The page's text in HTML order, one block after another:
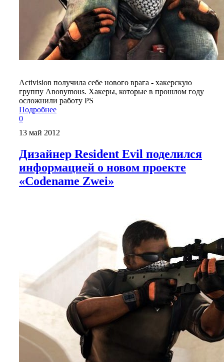
Activision получила себе нового врага - хакерскую
группу Anonymous. Хакеры, которые в прошлом году
осложнили работу PS
Подробнее
0
13 май 2012
Дизайнер Resident Evil поделился
информацией о новом проекте
«Codename Zwei»